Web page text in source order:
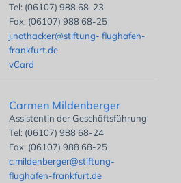
Tel: (06107) 988 68-23
Fax: (06107) 988 68-25
j.nothacker@stiftung- flughafen-
frankfurt.de
vCard
Carmen Mildenberger
Assistentin der Geschäftsführung
Tel: (06107) 988 68-24
Fax: (06107) 988 68-25
c.mildenberger@stiftung-
flughafen-frankfurt.de